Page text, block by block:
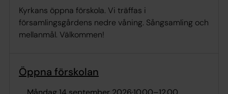
Kyrkans öppna förskola. Vi träffas i
församlingsgårdens nedre våning. Sångsamling och
mellanmål. Välkommen!
Öppna förskolan